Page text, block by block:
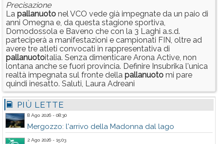
Precisazione
La pallanuoto nel VCO vede già impegnate da un paio di
anni Omegna e, da questa stagione sportiva,
Domodossola e Baveno che con la 3 Laghi a.s.d.
parteciperà a manifestazioni e campionati FIN, oltre ad
avere tre atleti convocati in rappresentativa di
pallanuotoitalia. Senza dimenticare Arona Active, non
lontana anche se fuori provincia. Definire Insubrika l'unica
realtà impegnata sul fronte della pallanuoto mi pare
quindi inesatto. Saluti, Laura Adreani
PIÙ LETTE
8 Ago 2026 - 08:30
Mergozzo: l'arrivo della Madonna dal lago
2 Ago 2026 - 15:03